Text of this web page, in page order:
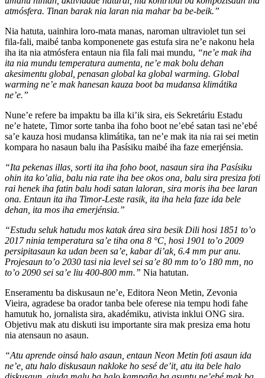
atmósfera. Tinan barak nia laran nia mahar ba be-beik.”
Nia hatuta, uainhira loro-mata manas, naroman ultraviolet tun sei
fila-fali, maibé tanba komponenete gas estufa sira ne’e nakonu hela
iha ita nia atmósfera entaun nia fila fali mai mundu, “ne’e mak iha
ita nia mundu temperatura aumenta, ne’e mak bolu dehan
akesimentu global, penasan global ka global warming. Global
warming ne’e mak hanesan kauza boot ba mudansa klimátika
ne’e.”
Nune’e refere ba impaktu ba illa ki’ik sira, eis Sekretáriu Estadu
ne’e hatete, Timor sorte tanba iha foho boot ne’ebé satan tasi ne’ebé
sa’e kauza hosi mudansa klimátika, tan ne’e mak ita nia rai sei metin
kompara ho nasaun balu iha Pasísiku maibé iha faze emerjénsia.
“Ita pekenas illas, sorti ita iha foho boot, nasaun sira iha Pasísiku
ohin ita ko’alia, balu nia rate iha bee okos ona, balu sira presiza foti
rai henek iha fatin balu hodi satan laloran, sira moris iha bee laran
ona. Entaun ita iha Timor-Leste rasik, ita iha hela faze ida bele
dehan, ita mos iha emerjénsia.”
“Estudu seluk hatudu mos katak área sira besik Dili hosi 1851 to’o
2017 ninia temperatura sa’e tiha ona 8 °C, hosi 1901 to’o 2009
persipitasaun ka udan been sa’e, kabar di’ak, 6.4 mm pur anu.
Projesaun to’o 2030 tasi nia level sei sa’e 80 mm to’o 180 mm, no
to’o 2090 sei sa’e liu 400-800 mm.” Nia hatutan.
Enseramentu ba diskusaun ne’e, Editora Neon Metin, Zevonia
Vieira, agradese ba orador tanba bele oferese nia tempu hodi fahe
hamutuk ho, jornalista sira, akadémiku, ativista inklui ONG sira.
Objetivu mak atu diskuti isu importante sira mak presiza ema hotu
nia atensaun no asaun.
“Atu aprende oinsá halo asaun, entaun Neon Metin foti asaun ida
ne’e, atu halo diskusaun nakloke ho sesé de’it, atu ita bele halo